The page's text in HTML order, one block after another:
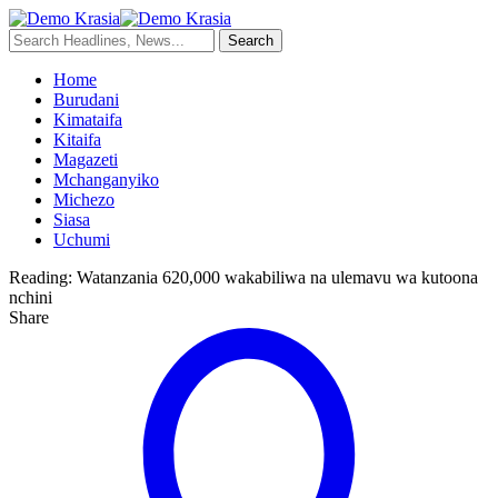
Home
Burudani
Kimataifa
Kitaifa
Magazeti
Mchanganyiko
Michezo
Siasa
Uchumi
Reading: Watanzania 620,000 wakabiliwa na ulemavu wa kutoona
nchini
Share